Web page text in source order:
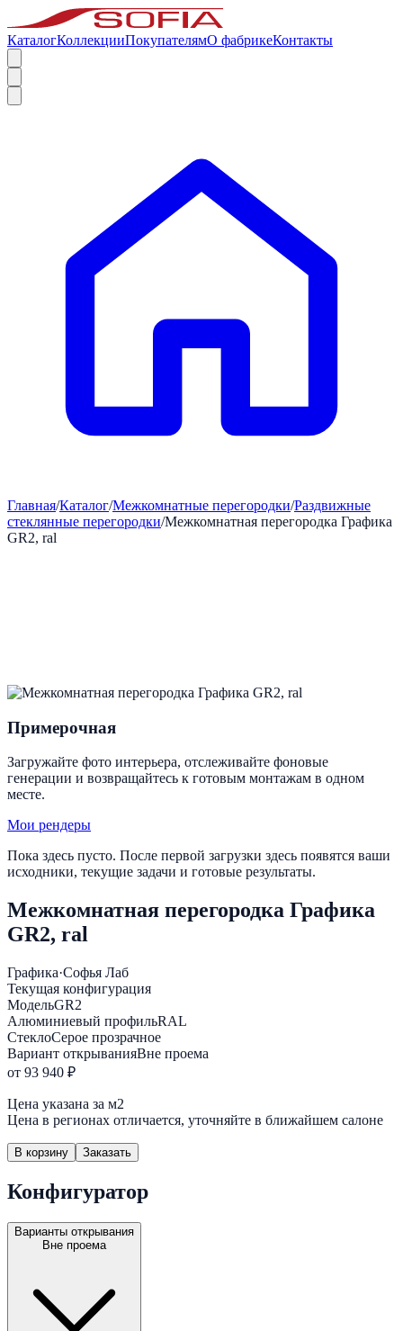
КаталогКоллекцииПокупателямО фабрикеКонтакты
Главная/Каталог/Межкомнатные перегородки/Раздвижные
стеклянные перегородки/Межкомнатная перегородка Графика
GR2, ral
Примерочная
Загружайте фото интерьера, отслеживайте фоновые
генерации и возвращайтесь к готовым монтажам в одном
месте.
Мои рендеры
Пока здесь пусто. После первой загрузки здесь появятся ваши
исходники, текущие задачи и готовые результаты.
Межкомнатная перегородка Графика
GR2, ral
Графика·Софья Лаб
Текущая конфигурация
МодельGR2
Алюминиевый профильRAL
СтеклоСерое прозрачное
Вариант открыванияВне проема
от 93 940 ₽
Цена указана за м2
Цена в регионах отличается, уточняйте в ближайшем салоне
В корзину Заказать
Конфигуратор
Варианты открывания
Вне проема